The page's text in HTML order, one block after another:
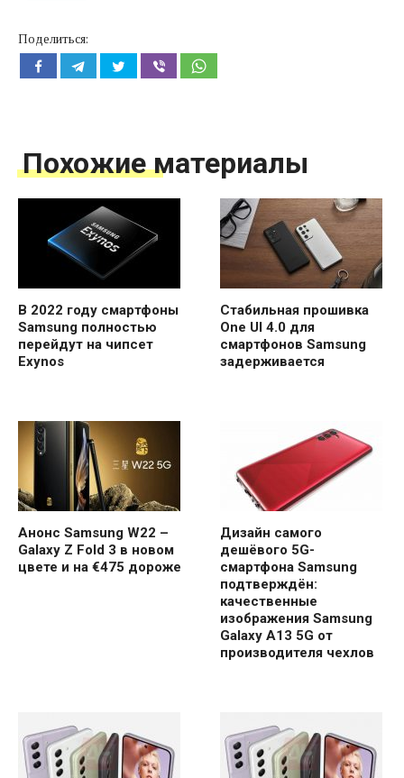
Поделиться:
Похожие материалы
В 2022 году смартфоны
Samsung полностью
перейдут на чипсет
Exynos
Стабильная прошивка
One UI 4.0 для
смартфонов Samsung
задерживается
Анонс Samsung W22 –
Galaxy Z Fold 3 в новом
цвете и на €475 дороже
Дизайн самого
дешёвого 5G-
смартфона Samsung
подтверждён:
качественные
изображения Samsung
Galaxy A13 5G от
производителя чехлов